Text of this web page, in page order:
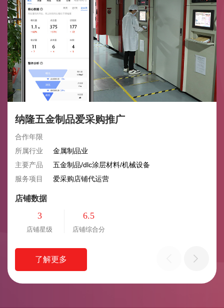
纳隆五金制品爱采购推广
合作年限
所属行业
金属制品业
主要产品
五金制品/dlc涂层材料/机械设备
服务项目
爱采购店铺代运营
店铺数据
3
店铺星级
6.5
店铺综合分
了解更多